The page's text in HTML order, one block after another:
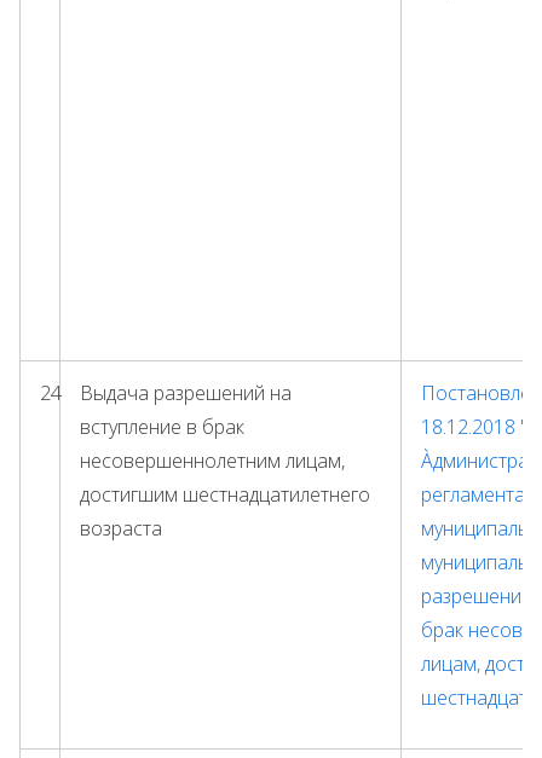
24
Выдача разрешений на
вступление в брак
несовершеннолетним лицам,
достигшим шестнадцатилетнего
возраста
18.12.2018
регламента
разрешений
брак
лицам,